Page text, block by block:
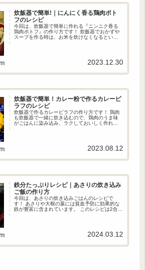
炊飯器で簡単!｜にんにく香る鶏肉ポト
フのレシピ
今回は、炊飯器で簡単に作れる『ニンニク香る
鶏肉ポトフ』の作り方です！ 炊飯器でおかずや
スープを作る時は、お米を炊けなくなるという
2023.12.30
炊飯器で簡単！ カレー粉で作るカレーピ
ラフのレシピ
炊飯器で作るカレーピラフの作り方です！ 鶏肉
も炊飯器で一緒に炊き込むので、鶏肉のうま味
がごはんに染み込み、ラクしておいしく作れま
2023.08.12
鉄分たっぷりレシピ｜あさりの炊き込み
ご飯の作り方
今回は、あさりの炊き込みごはんのレシピで
す！ あさりや大根の葉には貧血予防に効果的な
鉄が豊富に含まれています。 このレシピは2合分
2024.03.12